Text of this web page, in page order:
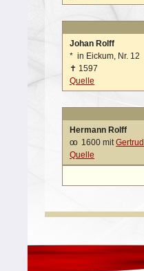
Johan Rolff
* in Eickum, Nr. 12
✝ 1597
Quelle
Hermann Rolff
oo
1600 mit
Quelle